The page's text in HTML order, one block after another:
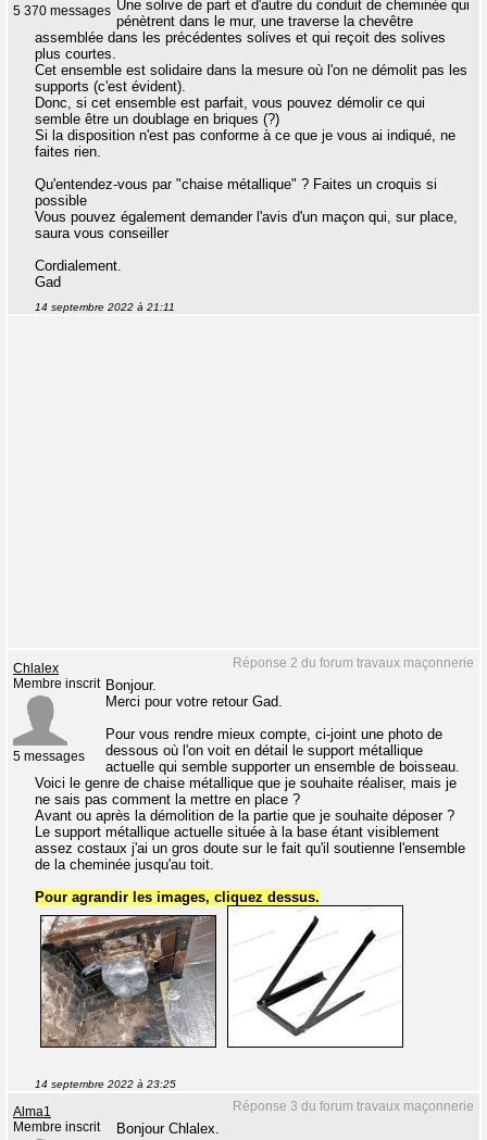
5 370 messages Une solive de part et d'autre du conduit de cheminée qui
pénètrent dans le mur, une traverse la chevêtre
assemblée dans les précédentes solives et qui reçoit des solives
plus courtes.
Cet ensemble est solidaire dans la mesure où l'on ne démolit pas les
supports (c'est évident).
Donc, si cet ensemble est parfait, vous pouvez démolir ce qui
semble être un doublage en briques (?)
Si la disposition n'est pas conforme à ce que je vous ai indiqué, ne
faites rien.
Qu'entendez-vous par "chaise métallique" ? Faites un croquis si
possible
Vous pouvez également demander l'avis d'un maçon qui, sur place,
saura vous conseiller
Cordialement.
Gad
14 septembre 2022 à 21:11
Réponse 2 du forum travaux maçonnerie
Chlalex
Membre inscrit
5 messages
Bonjour.
Merci pour votre retour Gad.
Pour vous rendre mieux compte, ci-joint une photo de
dessous où l'on voit en détail le support métallique
actuelle qui semble supporter un ensemble de boisseau.
Voici le genre de chaise métallique que je souhaite réaliser, mais je
ne sais pas comment la mettre en place ?
Avant ou après la démolition de la partie que je souhaite déposer ?
Le support métallique actuelle située à la base étant visiblement
assez costaux j'ai un gros doute sur le fait qu'il soutienne l'ensemble
de la cheminée jusqu'au toit.
Pour agrandir les images, cliquez dessus.
14 septembre 2022 à 23:25
Réponse 3 du forum travaux maçonnerie
Alma1
Membre inscrit
Bonjour Chlalex.